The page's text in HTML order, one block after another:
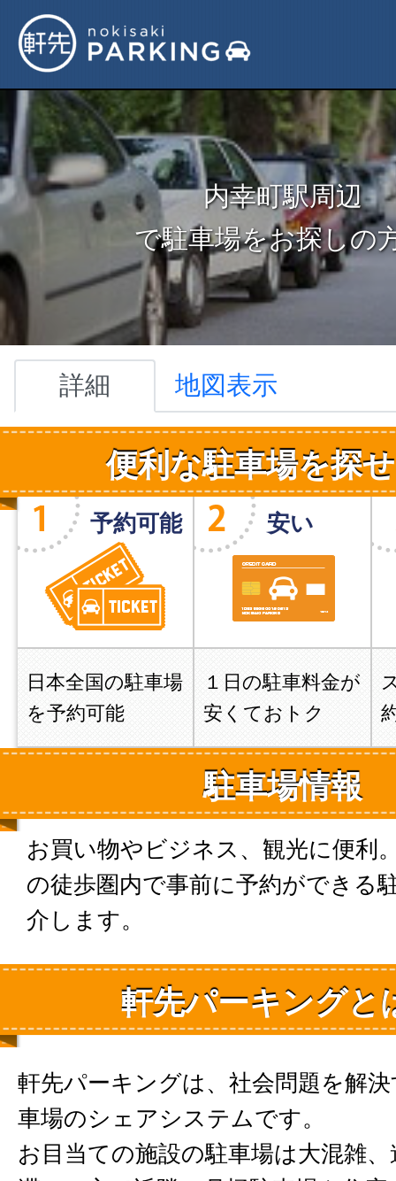
内幸町駅周辺
で駐車場をお探しの
詳細 地図表示
便利な駐車場を探
予約可能
日本全国の駐車場
を予約可能
安い
１日の駐車料金が
安くておトク
駐車場情報
お買い物やビジネス、観光に便利
の徒歩圏内で事前に予約ができる
介します。
軒先パーキングと
軒先パーキングは、社会問題を解
車場のシェアシステムです。
お目当ての施設の駐車場は大混雑